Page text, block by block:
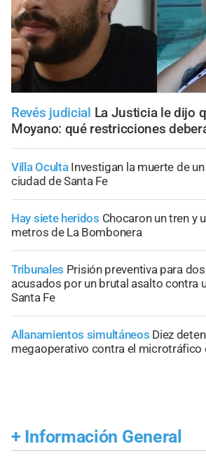
Revés judicial La Justicia le dijo
Moyano: qué restricciones
Villa Oculta Investigan la muerte de
ciudad de Santa Fe
Hay siete heridos Chocaron un tren y
metros de La Bombonera
Tribunales Prisión preventiva para
acusados por un brutal asalto contra
Santa Fe
Allanamientos simultáneos Diez
megaoperativo contra el microtráfico
+ Información General